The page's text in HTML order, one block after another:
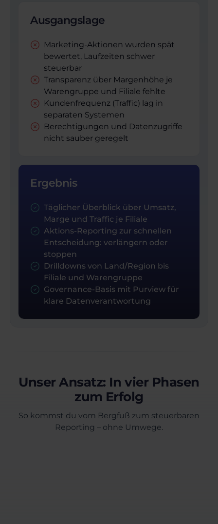
Ausgangslage
Marketing-Aktionen wurden spät
bewertet, Laufzeiten schwer
steuerbar
Transparenz über Margenhöhe je
Warengruppe und Filiale fehlte
Kundenfrequenz (Traffic) lag in
separaten Systemen
Berechtigungen und Datenzugriffe
nicht sauber geregelt
Ergebnis
Täglicher Überblick über Umsatz,
Marge und Traffic je Filiale
Aktions-Reporting zur schnellen
Entscheidung: verlängern oder
stoppen
Drilldowns von Land/Region bis
Filiale und Warengruppe
Governance-Basis mit Purview für
klare Datenverantwortung
Unser Ansatz: In vier Phasen
zum Erfolg
So kommst du vom Bergfuß zum steuerbaren
Reporting – ohne Umwege.